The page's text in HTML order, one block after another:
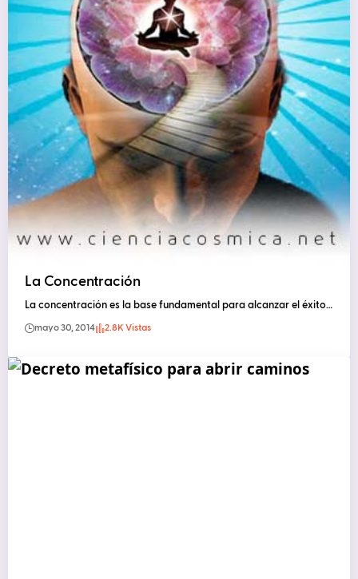
La Concentración
La concentración es la base fundamental para alcanzar el éxito…
mayo 30, 2014 2.8K Vistas